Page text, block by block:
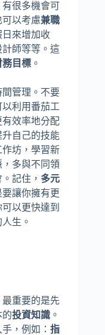
很多機會可
以考慮兼職
日來增加收
計師等等。這
務目標 。
管理。不要
利用番茄工
效率地分配
自己的技能
坊，學習新
多與不同領
記住， 多元
讓你擁有更
可以更快達到
生。
重要的是先
的投資知識 。
，例如： 指